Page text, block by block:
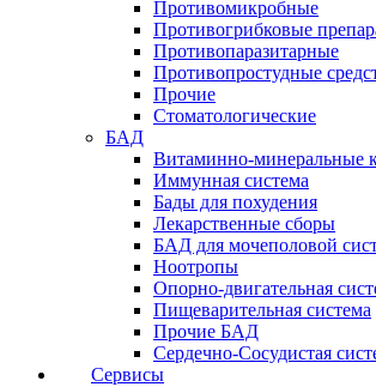
Противомикробные
Противогрибковые
Противопаразитарные
Противопростудные
Прочие
Стоматологические
БАД
Витаминно-минеральные
Иммунная система
Бады для похудения
Лекарственные сборы
БАД для мочеполовой
Ноотропы
Опорно-двигательная
Пищеварительная система
Прочие БАД
Сердечно-Сосудистая
Сервисы